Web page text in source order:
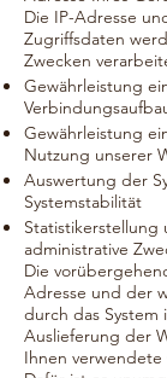
Die IP-Adresse
Zugriffsdaten
Zwecken
Gewährleistung
Gewährleistung
Nutzung unserer
Auswertung der
Systemstabilität
Statistikerstellung
administrative
Die
Adresse und der
durch das
Auslieferung der
Ihnen